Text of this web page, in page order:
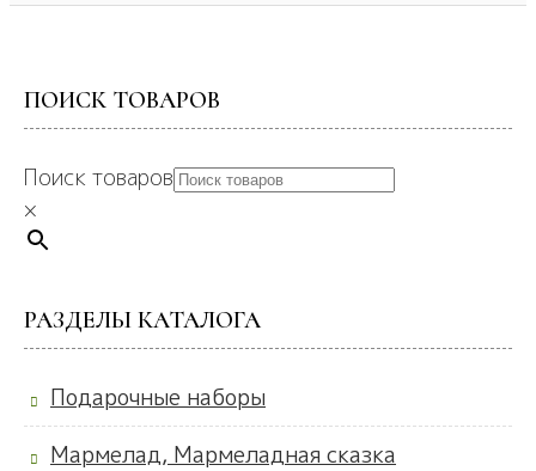
ПОИСК ТОВАРОВ
Поиск товаров
×
РАЗДЕЛЫ КАТАЛОГА
Подарочные наборы
Мармелад, Мармеладная сказка